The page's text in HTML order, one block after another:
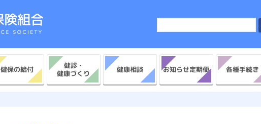
健保の給付 健診・
健康づくり 健康相談 お知らせ定期便 各種手続き